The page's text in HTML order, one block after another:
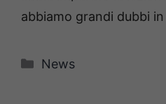
abbiamo grandi dubbi
Categorie
News